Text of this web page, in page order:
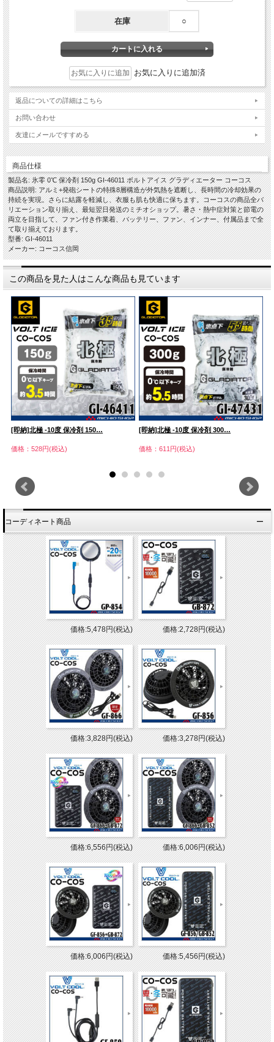
在庫 ○
お気に入りに追加済
返品についての詳細はこちら
お問い合わせ
友達にメールですすめる
商品仕様
製品名: 氷零 0℃ 保冷剤 150g GI-46011 ボルトアイス グラディエーター コーコス
商品説明: アルミ+発砲シートの特殊8層構造が外気熱を遮断し、長時間の冷却効果の
持続を実現。さらに結露を軽減し、衣服も肌も快適に保ちます。コーコスの商品全バ
リエーション取り揃え、最短翌日発送のミチオショップ。暑さ・熱中症対策と節電の
両立を目指して、ファン付き作業着、バッテリー、ファン、インナー、付属品まで全
て取り揃えております。
型番: GI-46011
メーカー: コーコス信岡
この商品を見た人はこんな商品も見ています
[即納]北極 -10度 保冷剤 150…
価格：528円(税込)
[即納]北極 -10度 保冷剤 300…
価格：611円(税込)
コーディネート商品
価格:5,478円(税込) 価格:2,728円(税込)
価格:3,828円(税込) 価格:3,278円(税込)
価格:6,556円(税込) 価格:6,006円(税込)
価格:6,006円(税込) 価格:5,456円(税込)